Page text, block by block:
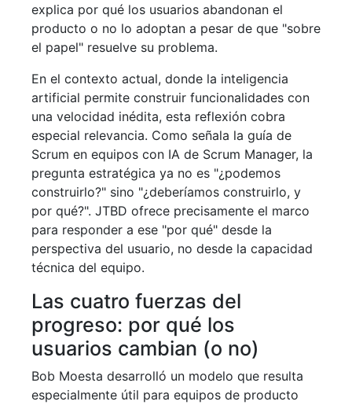
explica por qué los usuarios abandonan el
producto o no lo adoptan a pesar de que "sobre
el papel" resuelve su problema.
En el contexto actual, donde la inteligencia
artificial permite construir funcionalidades con
una velocidad inédita, esta reflexión cobra
especial relevancia. Como señala la guía de
Scrum en equipos con IA de Scrum Manager, la
pregunta estratégica ya no es "¿podemos
construirlo?" sino "¿deberíamos construirlo, y
por qué?". JTBD ofrece precisamente el marco
para responder a ese "por qué" desde la
perspectiva del usuario, no desde la capacidad
técnica del equipo.
Las cuatro fuerzas del
progreso: por qué los
usuarios cambian (o no)
Bob Moesta desarrolló un modelo que resulta
especialmente útil para equipos de producto